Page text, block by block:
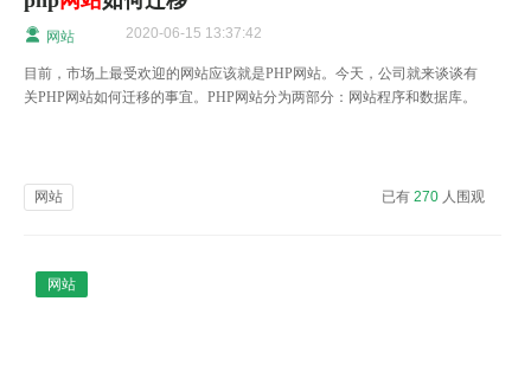
网站 2020-06-15 13:37:42
目前，市场上最受欢迎的网站应该就是PHP网站。今天，公司就来谈谈有
关PHP网站如何迁移的事宜。PHP网站分为两部分：网站程序和数据库。
网站 已有270 人围观
网站